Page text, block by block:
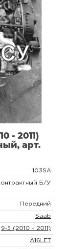
- 2011)
арт.
103SA
Б/У
Передний
Saab
9-5 (2010 - 2011)
A16LET